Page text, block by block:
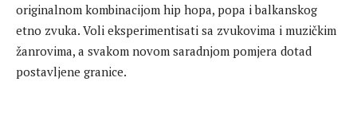
originalnom kombinacijom hip hopa, popa i balkanskog
etno zvuka. Voli eksperimentisati sa zvukovima i muzičkim
žanrovima, a svakom novom saradnjom pomjera dotad
postavljene granice.